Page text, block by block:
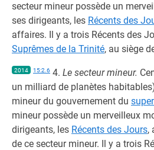
secteur mineur possède un
ses dirigeants, les Récents des
affaires. Il y a trois Récents des
Suprêmes de la Trinité, au siège
2014 15:2.6 4. Le secteur mineur.
un milliard de planètes
mineur du gouvernement du
mineur possède un merveilleux
dirigeants, les Récents des Jours,
de ce secteur mineur. Il y a trois